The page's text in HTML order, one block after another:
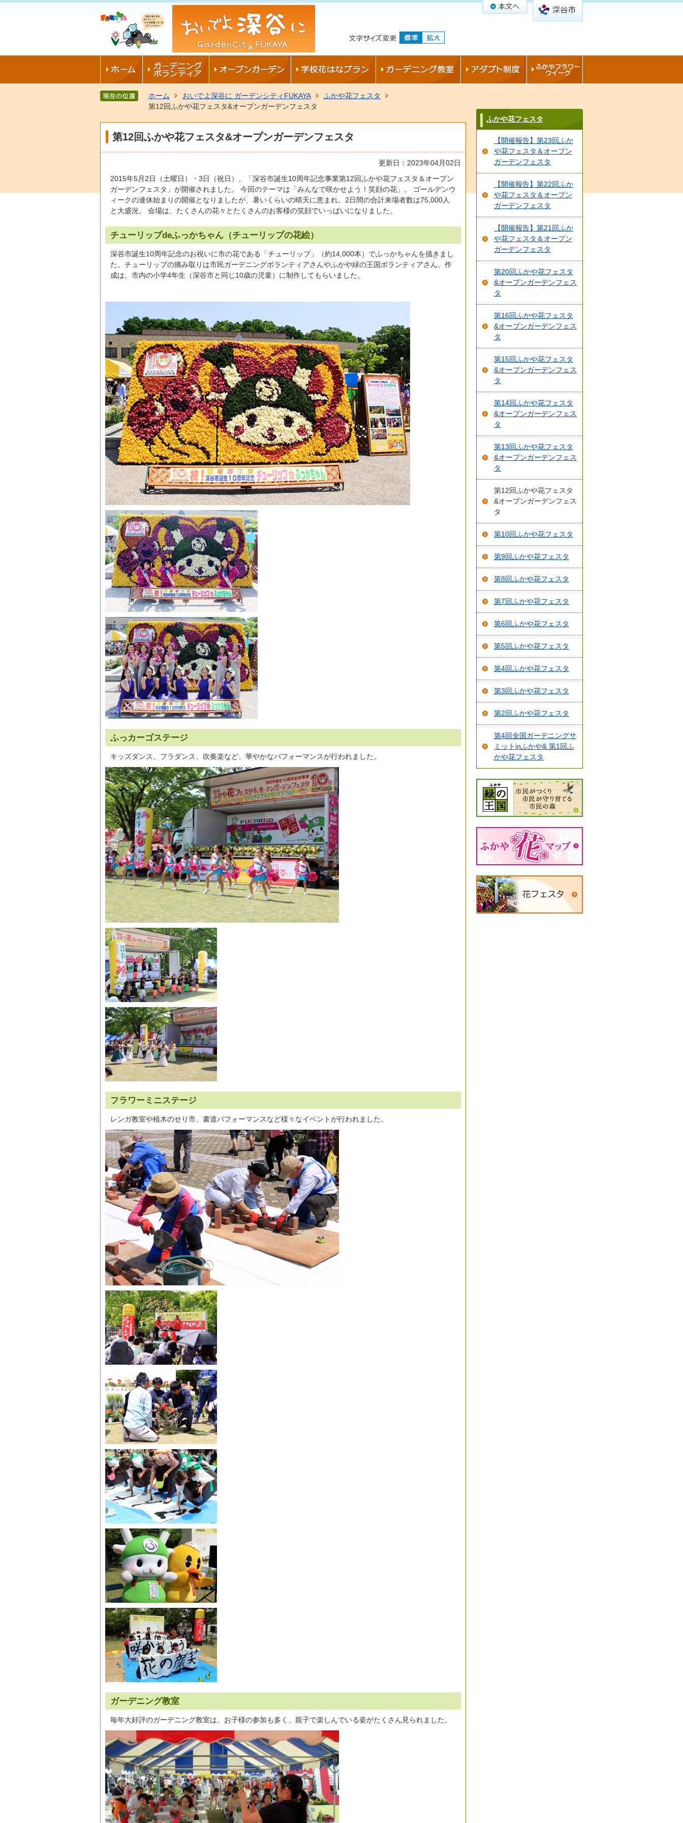
ホーム おいでよ深谷に ガーデンシティFUKAYA
ふかや花フェスタ
第12回ふかや花フェスタ&オープンガーデンフェスタ
第12回ふかや花フェスタ&オープンガーデンフェスタ
更新日：2023年04月02日
2015年5月2日（土曜日）・3日（祝日）、「深谷市誕生10周年記念事業第12回ふかや花フェスタ＆オープン
ガーデンフェスタ」が開催されました。 今回のテーマは「みんなで咲かせよう！笑顔の花」。 ゴールデンウ
ィークの連休始まりの開催となりましたが、暑いくらいの晴天に恵まれ、2日間の合計来場者数は75,000人
と大盛況。 会場は、たくさんの花々とたくさんのお客様の笑顔でいっぱいになりました。
チューリップdeふっかちゃん（チューリップの花絵）
深谷市誕生10周年記念のお祝いに市の花である「チューリップ」（約14,000本）でふっかちゃんを描きまし
た。チューリップの摘み取りは市民ガーデニングボランティアさんやふかや緑の王国ボランティアさん、作
成は、市内の小学4年生（深谷市と同じ10歳の児童）に制作してもらいました。
ふっカーゴステージ
キッズダンス、フラダンス、吹奏楽など、華やかなパフォーマンスが行われました。
フラワーミニステージ
レンガ教室や植木のせり市、書道パフォーマンスなど様々なイベントが行われました。
ガーデニング教室
毎年大好評のガーデニング教室は、お子様の参加も多く、親子で楽しんでいる姿がたくさん見られました。
ふかや花フェスタ
【開催報告】第23回ふか
や花フェスタ＆オープン
ガーデンフェスタ
【開催報告】第22回ふか
や花フェスタ＆オープン
ガーデンフェスタ
【開催報告】第21回ふか
や花フェスタ＆オープン
ガーデンフェスタ
第20回ふかや花フェスタ
&オープンガーデンフェス
タ
第16回ふかや花フェスタ
&オープンガーデンフェス
タ
第15回ふかや花フェスタ
&オープンガーデンフェス
タ
第14回ふかや花フェスタ
&オープンガーデンフェス
タ
第13回ふかや花フェスタ
&オープンガーデンフェス
タ
第12回ふかや花フェスタ
&オープンガーデンフェス
タ
第10回ふかや花フェスタ
第9回ふかや花フェスタ
第8回ふかや花フェスタ
第7回ふかや花フェスタ
第6回ふかや花フェスタ
第5回ふかや花フェスタ
第4回ふかや花フェスタ
第3回ふかや花フェスタ
第2回ふかや花フェスタ
第4回全国ガーデニングサ
ミットinふかや& 第1回ふ
かや花フェスタ